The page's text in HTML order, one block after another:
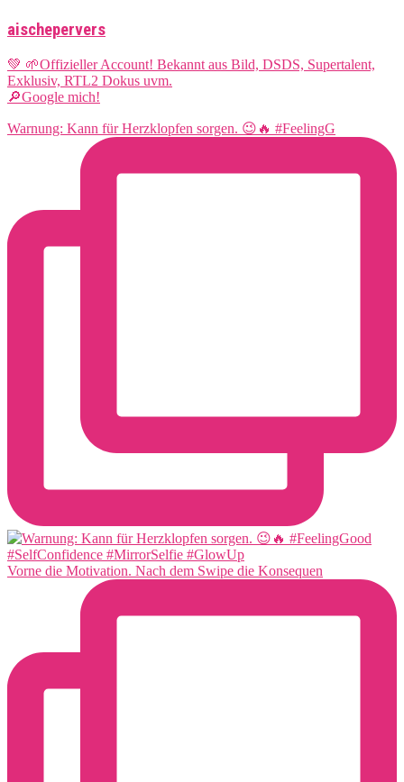
aischepervers
💚 🌱Offizieller Account! Bekannt aus Bild, DSDS, Supertalent,
Exklusiv, RTL2 Dokus uvm.
🔎Google mich!
Warnung: Kann für Herzklopfen sorgen. 😉🔥 #FeelingG
Vorne die Motivation. Nach dem Swipe die Konsequen